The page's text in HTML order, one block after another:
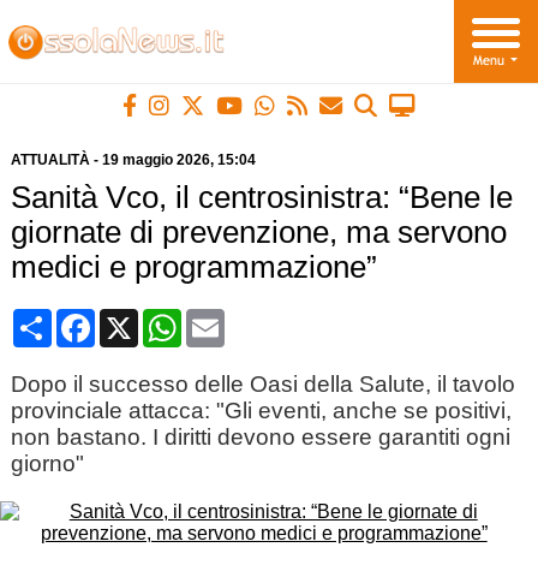
ATTUALITÀ- 19 maggio 2026, 15:04
Sanità Vco, il centrosinistra: “Bene le
giornate di prevenzione, ma servono
medici e programmazione”
CondividiFacebook
X WhatsApp
Email
Dopo il successo delle Oasi della Salute, il tavolo
provinciale attacca: "Gli eventi, anche se positivi,
non bastano. I diritti devono essere garantiti ogni
giorno"